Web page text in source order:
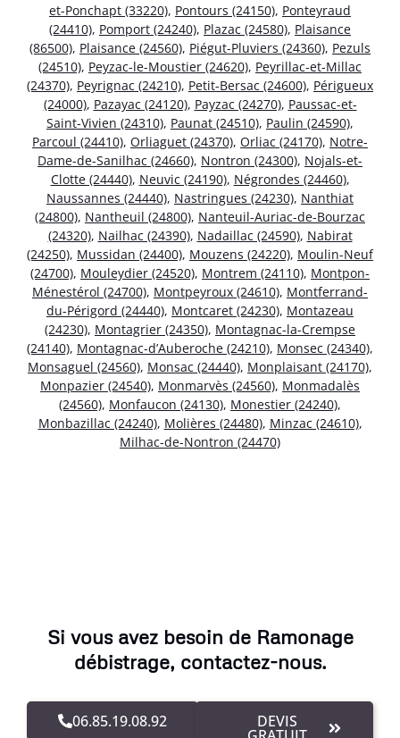
et-Ponchapt (33220), Pontours (24150), Ponteyraud
(24410), Pomport (24240), Plazac (24580), Plaisance
(86500), Plaisance (24560), Piégut-Pluviers (24360), Pezuls
(24510), Peyzac-le-Moustier (24620), Peyrillac-et-Millac
(24370), Peyrignac (24210), Petit-Bersac (24600), Périgueux
(24000), Pazayac (24120), Payzac (24270), Paussac-et-
Saint-Vivien (24310), Paunat (24510), Paulin (24590),
Parcoul (24410), Orliaguet (24370), Orliac (24170), Notre-
Dame-de-Sanilhac (24660), Nontron (24300), Nojals-et-
Clotte (24440), Neuvic (24190), Négrondes (24460),
Naussannes (24440), Nastringues (24230), Nanthiat
(24800), Nantheuil (24800), Nanteuil-Auriac-de-Bourzac
(24320), Nailhac (24390), Nadaillac (24590), Nabirat
(24250), Mussidan (24400), Mouzens (24220), Moulin-Neuf
(24700), Mouleydier (24520), Montrem (24110), Montpon-
Ménestérol (24700), Montpeyroux (24610), Montferrand-
du-Périgord (24440), Montcaret (24230), Montazeau
(24230), Montagrier (24350), Montagnac-la-Crempse
(24140), Montagnac-d’Auberoche (24210), Monsec (24340),
Monsaguel (24560), Monsac (24440), Monplaisant (24170),
Monpazier (24540), Monmarvès (24560), Monmadalès
(24560), Monfaucon (24130), Monestier (24240),
Monbazillac (24240), Molières (24480), Minzac (24610),
Milhac-de-Nontron (24470)
Si vous avez besoin de Ramonage
débistrage, contactez-nous.
06.85.19.08.92 DEVIS